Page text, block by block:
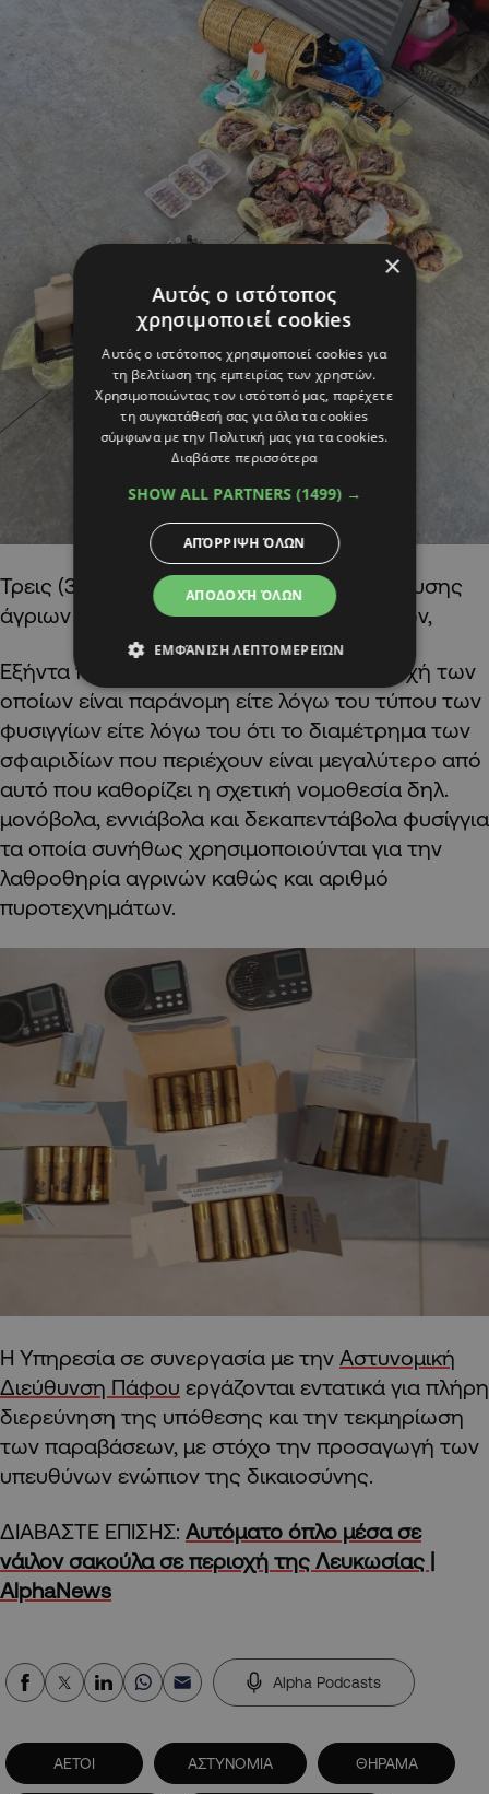
Τρεις (3) ηλεκτρονικές συσκευές προσέλκυσης
άγριων πτηνών μέσω αναπαραγωγής ήχων,
Εξήντα πέντε (65)
η κατοχή των
οποίων είναι παράνομη είτε λόγω του τύπου των
φυσιγγίων είτε λόγω του ότι το διαμέτρημα των
σφαιριδίων που περιέχουν είναι μεγαλύτερο από
αυτό που καθορίζει η σχετική νομοθεσία δηλ.
μονόβολα, εννιάβολα και δεκαπεντάβολα φυσίγγια
τα οποία συνήθως χρησιμοποιούνται για την
λαθροθηρία αγρινών καθώς και αριθμό
πυροτεχνημάτων.
Η Υπηρεσία σε συνεργασία με την Αστυνομική
Διεύθυνση Πάφου εργάζονται εντατικά για πλήρη
διερεύνηση της υπόθεσης και την τεκμηρίωση
των παραβάσεων, με στόχο την προσαγωγή των
υπευθύνων ενώπιον της δικαιοσύνης.
ΔΙΑΒΑΣΤΕ ΕΠΙΣΗΣ: Αυτόματο όπλο μέσα σε
νάιλον σακούλα σε περιοχή της Λευκωσίας |
AlphaNews
Alpha Podcasts
ΑΕΤΟΙ ΑΣΤΥΝΟΜΙΑ ΘΗΡΑΜΑ
×
Αυτός ο ιστότοπος
χρησιμοποιεί cookies
Αυτός ο ιστότοπος χρησιμοποιεί cookies για
τη βελτίωση της εμπειρίας των χρηστών.
Χρησιμοποιώντας τον ιστότοπό μας, παρέχετε
τη συγκατάθεσή σας για όλα τα cookies
σύμφωνα με την Πολιτική μας για τα cookies.
Διαβάστε περισσότερα
SHOW ALL PARTNERS (1499) →
ΑΠΟΔΟΧΉ ΌΛΩΝ
ΑΠΌΡΡΙΨΗ ΌΛΩΝ
ΕΜΦΆΝΙΣΗ ΛΕΠΤΟΜΕΡΕΙΏΝ